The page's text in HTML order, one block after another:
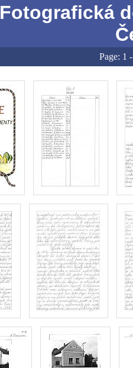
Fotografická
Page: 1